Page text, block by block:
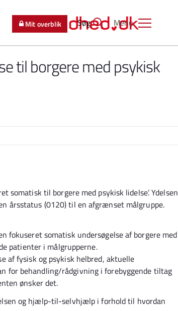
Menu
Søg
Mit overblik
til borgere med psykisk
somatisk til borgere med psykisk lidelse’. Ydelsen
årsstatus (0120) til en afgrænset målgruppe.
fokuseret somatisk undersøgelse af borgere med
patienter i målgrupperne.
af fysisk og psykisk helbred, aktuelle
for behandling/rådgivning i forebyggende tiltag
ønsker det.
og hjælp-til-selvhjælp i forhold til hvordan